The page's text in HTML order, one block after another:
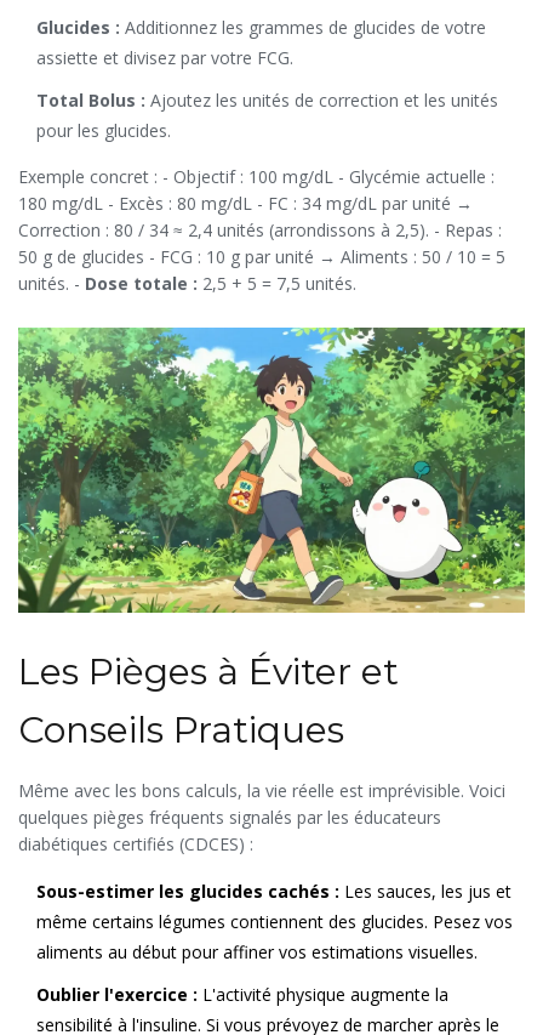
Glucides : Additionnez les grammes de glucides de votre
assiette et divisez par votre FCG.
Total Bolus : Ajoutez les unités de correction et les unités
pour les glucides.
Exemple concret : - Objectif : 100 mg/dL - Glycémie actuelle :
180 mg/dL - Excès : 80 mg/dL - FC : 34 mg/dL par unité →
Correction : 80 / 34 ≈ 2,4 unités (arrondissons à 2,5). - Repas :
50 g de glucides - FCG : 10 g par unité → Aliments : 50 / 10 = 5
unités. - Dose totale : 2,5 + 5 = 7,5 unités.
Les Pièges à Éviter et
Conseils Pratiques
Même avec les bons calculs, la vie réelle est imprévisible. Voici
quelques pièges fréquents signalés par les éducateurs
diabétiques certifiés (CDCES) :
Sous-estimer les glucides cachés : Les sauces, les jus et
même certains légumes contiennent des glucides. Pesez vos
aliments au début pour affiner vos estimations visuelles.
Oublier l'exercice : L'activité physique augmente la
sensibilité à l'insuline. Si vous prévoyez de marcher après le